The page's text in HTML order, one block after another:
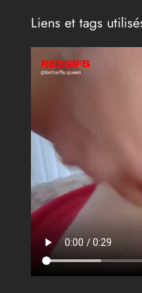
Liens et tags